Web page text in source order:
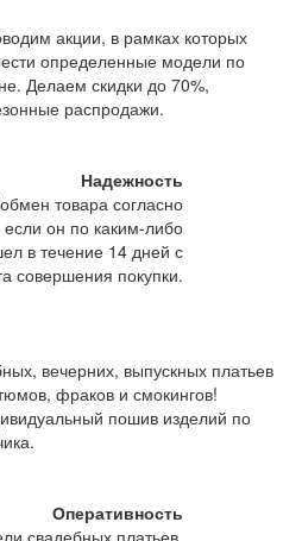
акции, в рамках которых
определенные модели по
Делаем скидки до 70%,
распродажи.
Надежность
товара согласно
если он по каким-либо
в течение 14 дней с
совершения покупки.
вечерних, выпускных платьев
фраков и смокингов!
пошив изделий по
Оперативность